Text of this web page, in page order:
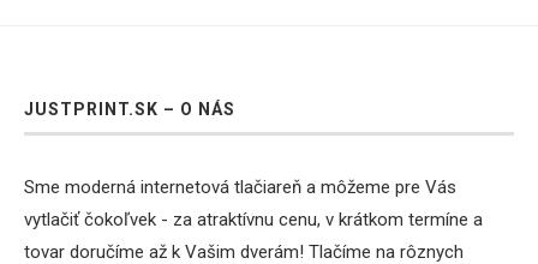
JUSTPRINT.SK – O NÁS
Sme moderná internetová tlačiareň a môžeme pre Vás
vytlačiť čokoľvek - za atraktívnu cenu, v krátkom termíne a
tovar doručíme až k Vašim dverám! Tlačíme na rôznych